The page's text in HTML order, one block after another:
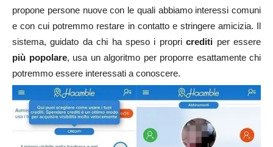
propone persone nuove con le quali abbiamo interessi comuni
e con cui potremmo restare in contatto e stringere amicizia. Il
sistema, guidato da chi ha speso i propricrediti per essere
più popolare, usa un algoritmo per proporre esattamente chi
potremmo essere interessati a conoscere.